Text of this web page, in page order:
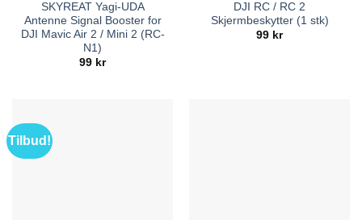
SKYREAT Yagi-UDA
Antenne Signal Booster for
DJI Mavic Air 2 / Mini 2 (RC-
N1)
99 kr
DJI RC / RC 2
Skjermbeskytter (1 stk)
99 kr
Tilbud!